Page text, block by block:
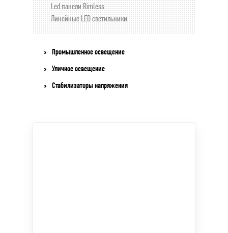
Led панели Rimless
Линейные LED светильники
Промышленное освещение
Уличное освещение
Стабилизаторы напряжения